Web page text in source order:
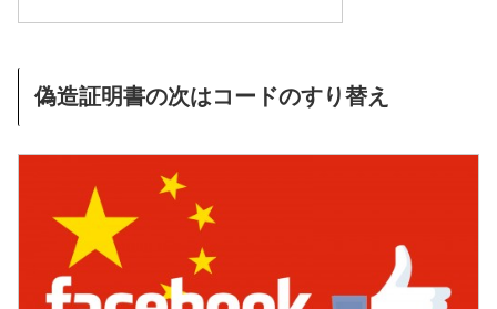
偽造証明書の次はコードのすり替え